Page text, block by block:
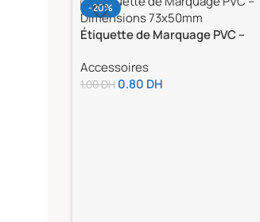
-20%
Étiquette de Marquage PVC –
Accessoires
1.00DH 0.80 DH